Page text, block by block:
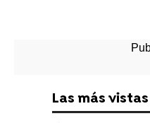
Las más vistas